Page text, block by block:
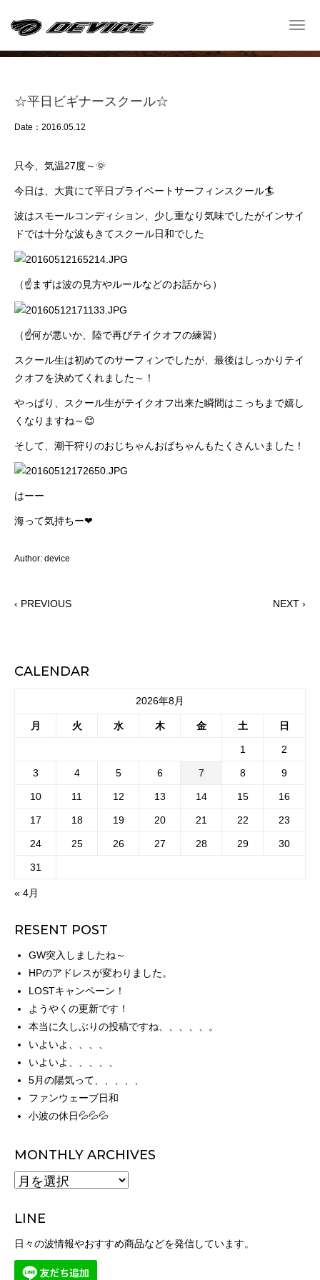
Shop Blog
☆平日ビギナースクール☆
Date：2016.05.12
只今、気温27度～🌞
今日は、大貫にて平日プライベートサーフィンスクール🏄
波はスモールコンディション、少し重なり気味でしたがインサイ
ドでは十分な波もきてスクール日和でした
（☝まずは波の見方やルールなどのお話から）
（☝何が悪いか、陸で再びテイクオフの練習）
スクール生は初めてのサーフィンでしたが、最後はしっかりテイ
クオフを決めてくれました～！
やっぱり、スクール生がテイクオフ出来た瞬間はこっちまで嬉し
くなりますね～😊
そして、潮干狩りのおじちゃんおばちゃんもたくさんいました！
はーー
海って気持ちー❤
Author: device
‹ PREVIOUS NEXT ›
CALENDAR
2026年8月
月 火 水 木 金 土 日
1 2
3 4 5 6 7 8 9
10 11 12 13 14 15 16
17 18 19 20 21 22 23
24 25 26 27 28 29 30
31
« 4月
RESENT POST
GW突入しましたね～
HPのアドレスが変わりました。
LOSTキャンペーン！
ようやくの更新です！
本当に久しぶりの投稿ですね、、、、、。
いよいよ、、、、
いよいよ、、、、、
5月の陽気って、、、、、
ファンウェーブ日和
小波の休日💦💦💦
MONTHLY ARCHIVES
MONTHLY
LINE
日々の波情報やおすすめ商品などを発信しています。